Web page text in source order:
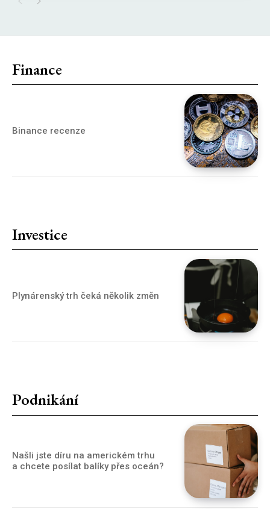
Finance
Binance recenze
Investice
Plynárenský trh čeká několik změn
Podnikání
Našli jste díru na americkém trhu
a chcete posílat balíky přes oceán?